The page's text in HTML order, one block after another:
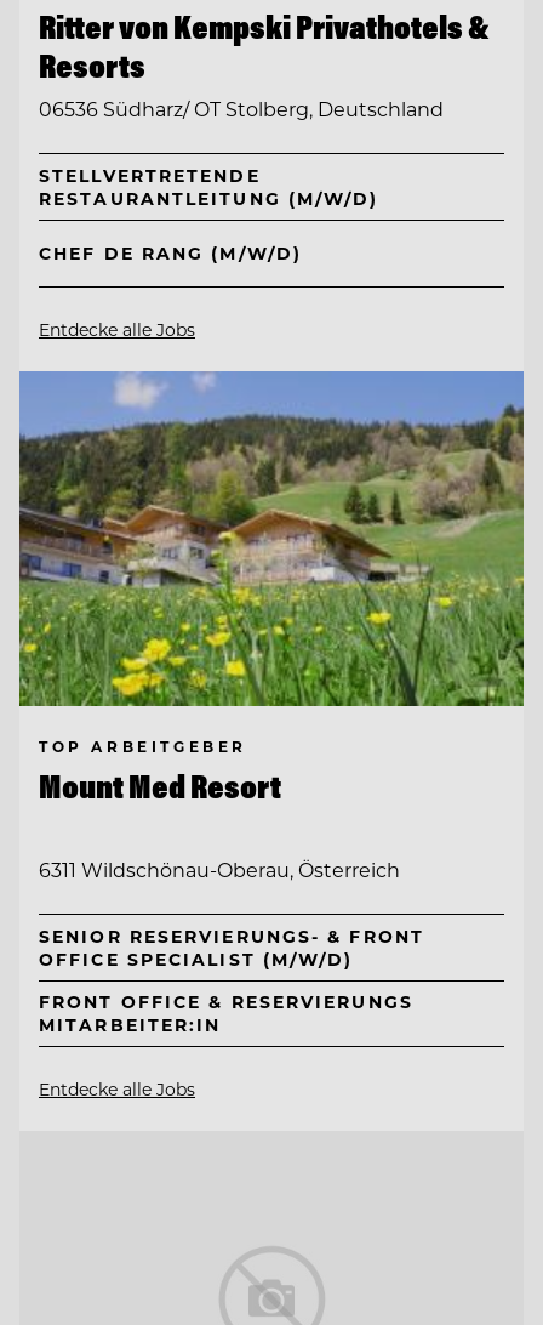
Ritter von Kempski Privathotels &
Resorts
06536 Südharz/ OT Stolberg, Deutschland
STELLVERTRETENDE
RESTAURANTLEITUNG (M/W/D)
CHEF DE RANG (M/W/D)
Entdecke alle Jobs
TOP ARBEITGEBER
Mount Med Resort
6311 Wildschönau-Oberau, Österreich
SENIOR RESERVIERUNGS- & FRONT
OFFICE SPECIALIST (M/W/D)
FRONT OFFICE & RESERVIERUNGS
MITARBEITER:IN
Entdecke alle Jobs